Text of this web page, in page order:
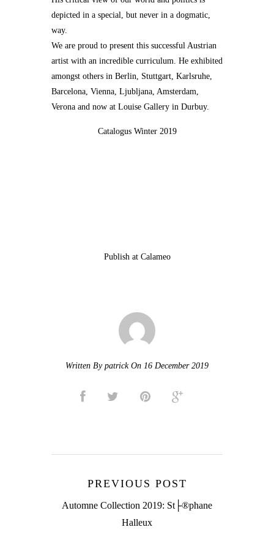
depicted in a special, but never in a dogmatic,
way.
We are proud to present this successful Austrian
artist with an incredible curriculum. He exhibited
amongst others in Berlin, Stuttgart, Karlsruhe,
Barcelona, Vienna, Ljubljana, Amsterdam,
Verona and now at Louise Gallery in Durbuy.
Catalogus Winter 2019
Publish at Calameo
Written By patrick On 16 December 2019
PREVIOUS POST
Automne Collection 2019: St├®phane
Halleux